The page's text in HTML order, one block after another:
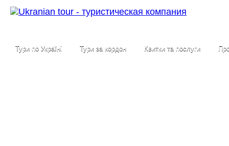
Тури по Україні Тури за кордон Квитки та послуги